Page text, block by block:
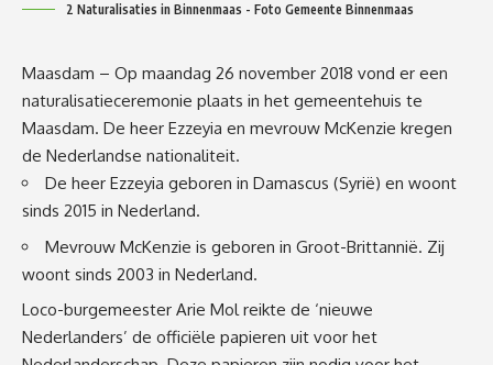
2 Naturalisaties in Binnenmaas - Foto Gemeente Binnenmaas
Maasdam – Op maandag 26 november 2018 vond er een
naturalisatieceremonie plaats in het gemeentehuis te
Maasdam. De heer Ezzeyia en mevrouw McKenzie kregen
de Nederlandse nationaliteit.
De heer Ezzeyia geboren in Damascus (Syrië) en woont
sinds 2015 in Nederland.
Mevrouw McKenzie is geboren in Groot-Brittannië. Zij
woont sinds 2003 in Nederland.
Loco-burgemeester Arie Mol reikte de ‘nieuwe
Nederlanders’ de officiële papieren uit voor het